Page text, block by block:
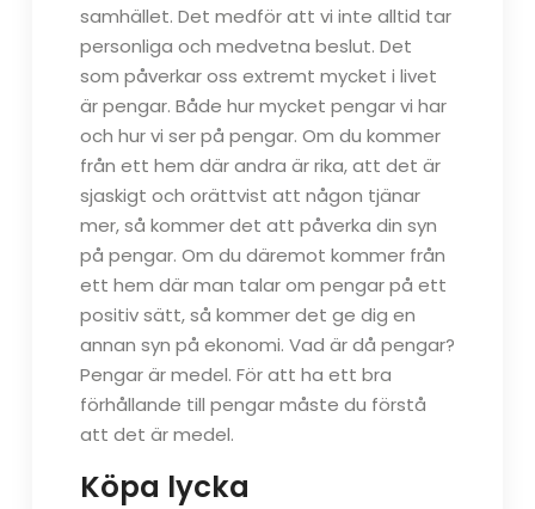
samhället. Det medför att vi inte alltid tar
personliga och medvetna beslut. Det
som påverkar oss extremt mycket i livet
är pengar. Både hur mycket pengar vi har
och hur vi ser på pengar. Om du kommer
från ett hem där andra är rika, att det är
sjaskigt och orättvist att någon tjänar
mer, så kommer det att påverka din syn
på pengar. Om du däremot kommer från
ett hem där man talar om pengar på ett
positiv sätt, så kommer det ge dig en
annan syn på ekonomi. Vad är då pengar?
Pengar är medel. För att ha ett bra
förhållande till pengar måste du förstå
att det är medel.
Köpa lycka